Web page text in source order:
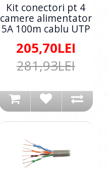
Kit conectori pt 4
camere alimentator
5A 100m cablu UTP
205,70LEI
281,93LEI